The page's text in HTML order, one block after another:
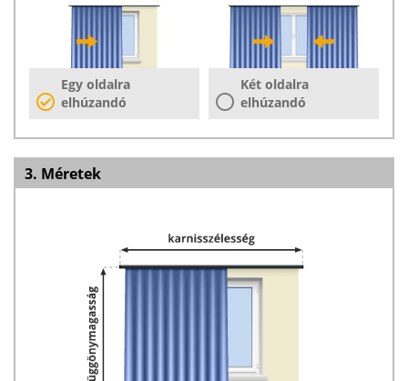
Egy oldalra
elhúzandó
Két oldalra
elhúzandó
3. Méretek